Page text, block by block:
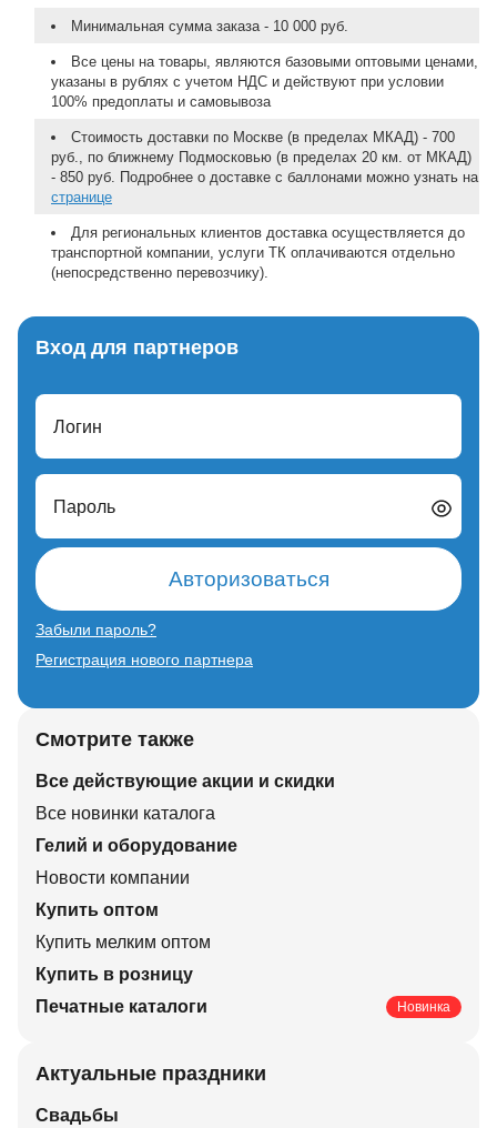
Минимальная сумма заказа - 10 000 руб.
Все цены на товары, являются базовыми оптовыми ценами,
указаны в рублях с учетом НДС и действуют при условии
100% предоплаты и самовывоза
Стоимость доставки по Москве (в пределах МКАД) - 700
руб., по ближнему Подмосковью (в пределах 20 км. от МКАД)
- 850 руб. Подробнее о доставке с баллонами можно узнать на
странице
Для региональных клиентов доставка осуществляется до
транспортной компании, услуги ТК оплачиваются отдельно
(непосредственно перевозчику).
Вход для партнеров
Логин
Пароль
Авторизоваться
Забыли пароль?
Регистрация нового партнера
Смотрите также
Все действующие акции и скидки
Все новинки каталога
Гелий и оборудование
Новости компании
Купить оптом
Купить мелким оптом
Купить в розницу
Печатные каталоги
Новинка
Актуальные праздники
Свадьбы